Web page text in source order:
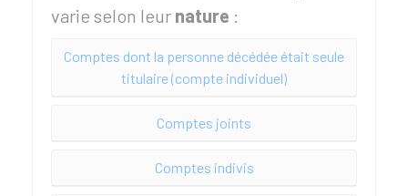
varie selon leur nature :
Comptes dont la personne décédée était seule
titulaire (compte individuel)
Comptes joints
Comptes indivis